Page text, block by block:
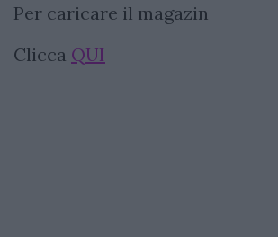
Per caricare il magazin
Clicca QUI